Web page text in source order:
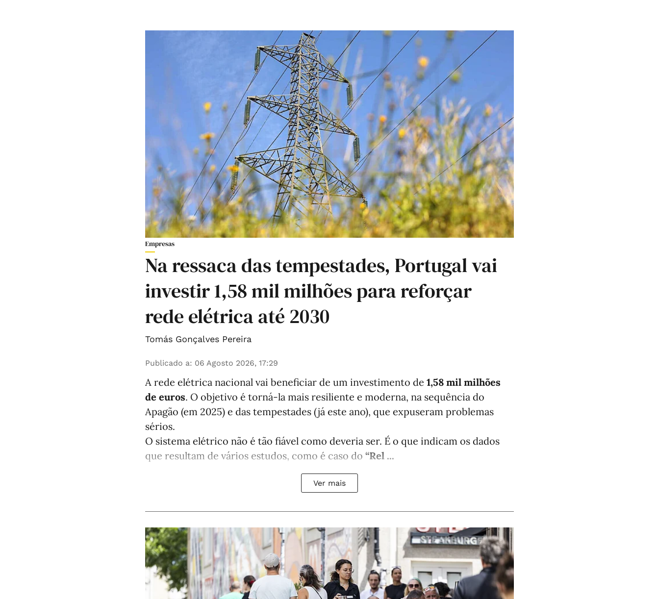
Empresas
Na ressaca das tempestades, Portugal vai
investir 1,58 mil milhões para reforçar
rede elétrica até 2030
Tomás Gonçalves Pereira
Publicado a: 06 Agosto 2026, 17:29
A rede elétrica nacional vai beneficiar de um investimento de 1,58 mil milhões
de euros. O objetivo é torná-la mais resiliente e moderna, na sequência do
Apagão (em 2025) e das tempestades (já este ano), que expuseram problemas
sérios.
O sistema elétrico não é tão fiável como deveria ser. É o que indicam os dados
que resultam de vários estudos, como é caso do “Rel ...
Ver mais